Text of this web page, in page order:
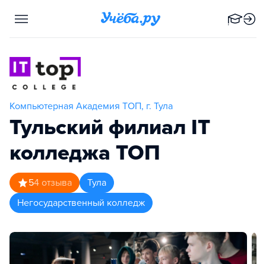
Компьютерная Академия TOП, г. Тула
Тульский филиал IT
колледжа TOП
54 отзыва
Тула
Негосударственный колледж